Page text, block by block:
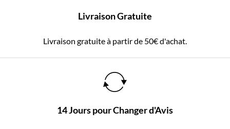
Livraison Gratuite
Livraison gratuite à partir de 50€ d'achat.
14 Jours pour Changer d'Avis